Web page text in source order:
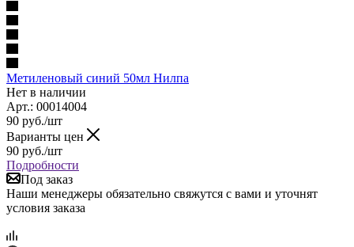
Метиленовый синий 50мл Нилпа
Нет в наличии
Арт.: 00014004
90 руб./шт
Варианты цен
90 руб./шт
Подробности
Под заказ
Наши менеджеры обязательно свяжутся с вами и уточнят
условия заказа